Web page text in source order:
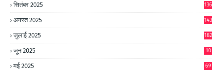
सितंबर 2025 136
अगस्त 2025 143
जुलाई 2025 182
जून 2025
10
मई 2025 69